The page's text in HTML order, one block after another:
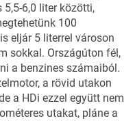
6,0 liter közötti,
100
eljár 5 literrel városon
sokkal. Országúton fél,
a benzines számaiból.
a rövid utakon
a HDi ezzel együtt nem
utakat, pláne a